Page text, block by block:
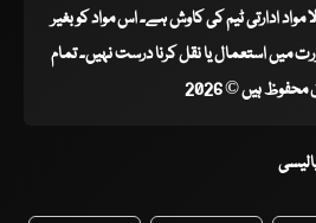
مواد ادارتی ٹیم کی کاوش ہے۔ اس مواد کو بغیر
استعمال یا نقل کرنا درست نہیں۔ تمام
ہیں © 2026